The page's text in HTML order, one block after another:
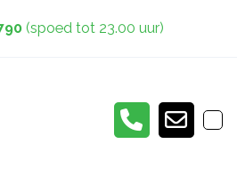
(spoed tot 23.00 uur)